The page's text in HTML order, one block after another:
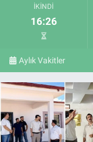
İKINDI
16:26
Aylık Vakitler